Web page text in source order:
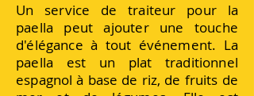
Un service de traiteur pour la
paella peut ajouter une touche
d'élégance à tout événement. La
paella est un plat traditionnel
espagnol à base de riz, de fruits de